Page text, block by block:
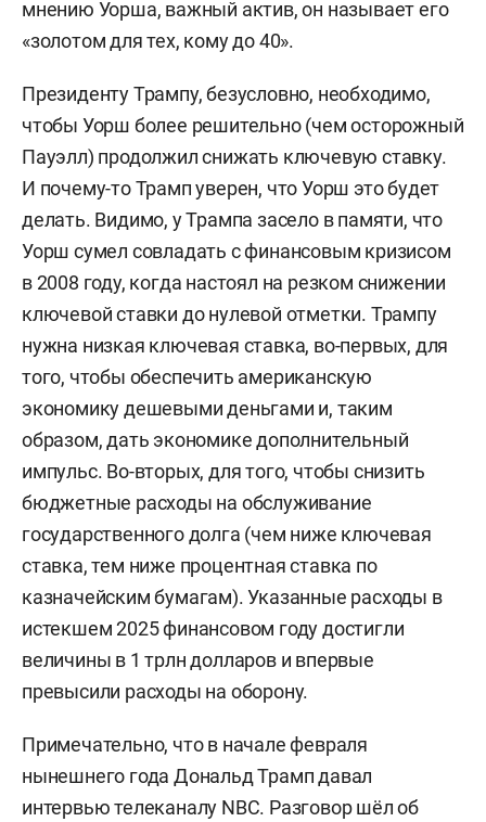
мнению Уорша, важный актив, он называет его
«золотом для тех, кому до 40».
Президенту Трампу, безусловно, необходимо,
чтобы Уорш более решительно (чем осторожный
Пауэлл) продолжил снижать ключевую ставку.
И почему-то Трамп уверен, что Уорш это будет
делать. Видимо, у Трампа засело в памяти, что
Уорш сумел совладать с финансовым кризисом
в 2008 году, когда настоял на резком снижении
ключевой ставки до нулевой отметки. Трампу
нужна низкая ключевая ставка, во-первых, для
того, чтобы обеспечить американскую
экономику дешевыми деньгами и, таким
образом, дать экономике дополнительный
импульс. Во-вторых, для того, чтобы снизить
бюджетные расходы на обслуживание
государственного долга (чем ниже ключевая
ставка, тем ниже процентная ставка по
казначейским бумагам). Указанные расходы в
истекшем 2025 финансовом году достигли
величины в 1 трлн долларов и впервые
превысили расходы на оборону.
Примечательно, что в начале февраля
нынешнего года Дональд Трамп давал
интервью телеканалу NBC. Разговор шёл об